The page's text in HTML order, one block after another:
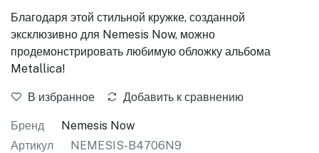
Благодаря этой стильной кружке, созданной
эксклюзивно для Nemesis Now, можно
продемонстрировать любимую обложку альбома
Metallica!
В избранное Добавить к сравнению
Бренд
Nemesis Now
Артикул
NEMESIS-B4706N9